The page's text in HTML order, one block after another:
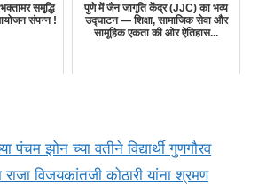
समृद्धि
संपन्न !
पुणे में जैन जागृति केंद्र (JJC) का भव्य
उद्घाटन — शिक्षा, सामाजिक सेवा और
सामूहिक एकता की ओर ऐतिहास...
पंचम झोन च्या वतीने विद्यार्थी गुणगौरव
विजयकांतजी कोठारी यांना श्रमण